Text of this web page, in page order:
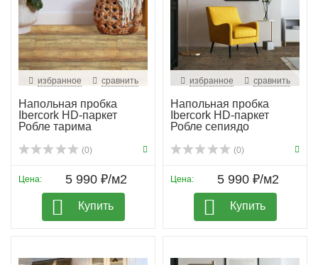
избранное сравнить
Напольная пробка
Ibercork HD-паркет
Робле тарима
(0)
Цена: 5 990 ₽/м2
Купить
избранное сравнить
Напольная пробка
Ibercork HD-паркет
Робле сепиядо
(0)
Цена: 5 990 ₽/м2
Купить